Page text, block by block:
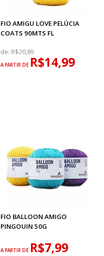
FIO AMIGU LOVE PELÚCIA
COATS 90MTS FL
de: R$20,89
A PARTIR DE R$14,99
FIO BALLOON AMIGO
PINGOUIN 50G
A PARTIR DE R$7,99